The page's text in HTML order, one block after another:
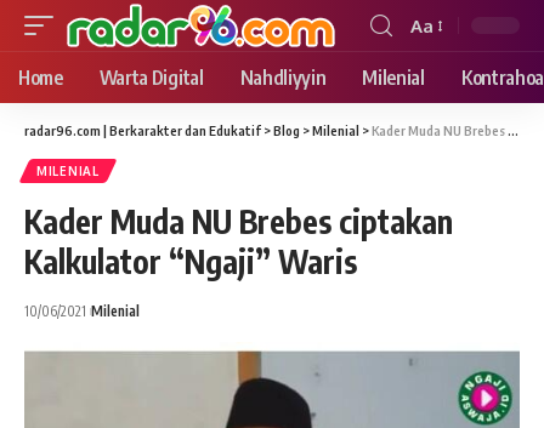
Font
Resizer
Aa
Home Warta Digital Nahdliyyin Milenial
radar96.com | Berkarakter dan Edukatif >Blog >Milenial >Kader Muda NU Brebes ciptakan Kalkulator “Ngaji” Waris
MILENIAL
Kader Muda NU Brebes ciptakan
Kalkulator “Ngaji” Waris
10/06/2021 Milenial